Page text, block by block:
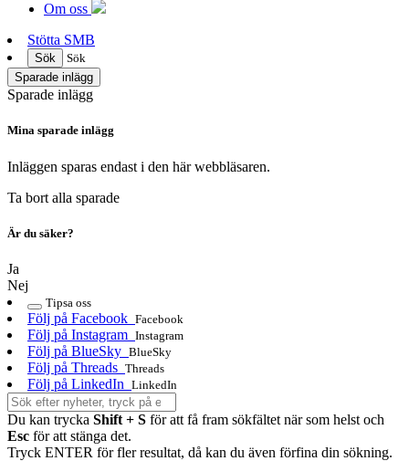
Om oss
Stötta SMB
Sök
Sök
Sparade inlägg
Sparade inlägg
Mina sparade inlägg
Inläggen sparas endast i den här webbläsaren.
Ta bort alla sparade
Är du säker?
Ja
Nej
Tipsa oss
Följ på Facebook Facebook
Följ på Instagram Instagram
Följ på BlueSky BlueSky
Följ på Threads Threads
Följ på LinkedIn LinkedIn
Du kan trycka Shift + S för att få fram sökfältet när som helst och
Esc för att stänga det.
Tryck ENTER för fler resultat, då kan du även förfina din sökning.